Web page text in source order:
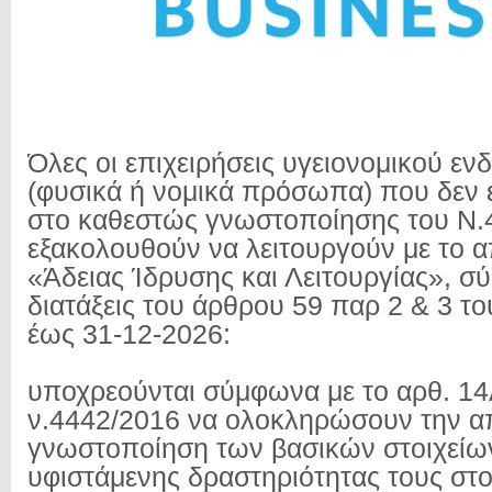
Όλες οι επιχειρήσεις υγειονομικού
(φυσικά ή νομικά πρόσωπα) που δεν
στο καθεστώς γνωστοποίησης του
εξακολουθούν να λειτουργούν με το
«Άδειας Ίδρυσης και Λειτουργίας»,
διατάξεις του άρθρου 59 παρ 2 & 3
έως 31-12-2026:
υποχρεούνται σύμφωνα με το αρθ.
ν.4442/2016 να ολοκληρώσουν την
γνωστοποίηση των βασικών
υφιστάμενης δραστηριότητας τους